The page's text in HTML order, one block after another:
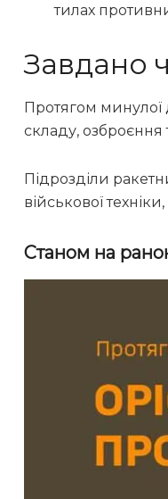
тилах
Завдано
Протягом минулої
складу, озброєння
Підрозділи
військової
Станом на